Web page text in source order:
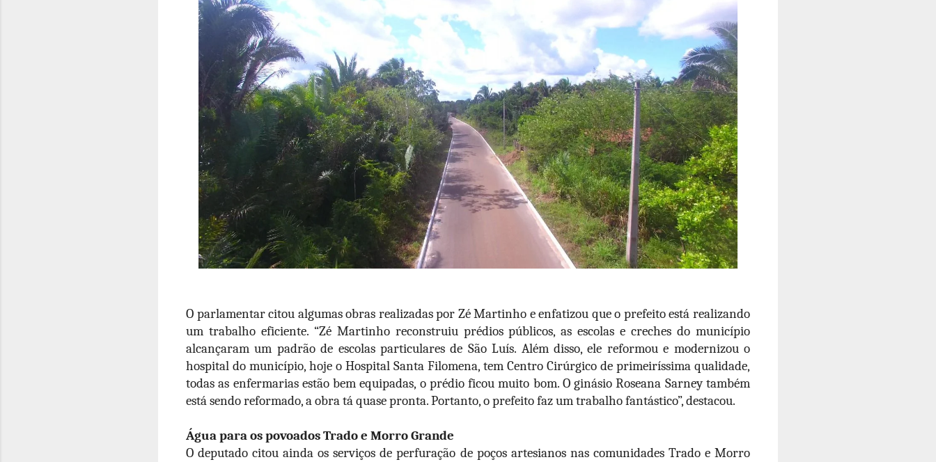
O parlamentar citou algumas obras realizadas por Zé Martinho e enfatizou que o prefeito está realizando
um trabalho eficiente. “Zé Martinho reconstruiu prédios públicos, as escolas e creches do município
alcançaram um padrão de escolas particulares de São Luís. Além disso, ele reformou e modernizou o
hospital do município, hoje o Hospital Santa Filomena, tem Centro Cirúrgico de primeiríssima qualidade,
todas as enfermarias estão bem equipadas, o prédio ficou muito bom. O ginásio Roseana Sarney também
está sendo reformado, a obra tá quase pronta. Portanto, o prefeito faz um trabalho fantástico”, destacou.
Água para os povoados Trado e Morro Grande
O deputado citou ainda os serviços de perfuração de poços artesianos nas comunidades Trado e Morro